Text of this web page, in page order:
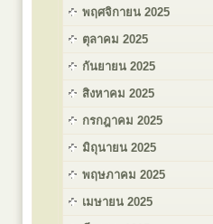
พฤศจิกายน 2025
ตุลาคม 2025
กันยายน 2025
สิงหาคม 2025
กรกฎาคม 2025
มิถุนายน 2025
พฤษภาคม 2025
เมษายน 2025